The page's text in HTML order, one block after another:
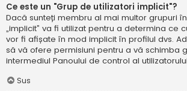
Ce este un "Grup de utilizatori implicit"?
Dacă sunteți membru al mai multor grupuri
„implicit” va fi utilizat pentru a determina ce
vor fi afișate în mod implicit în profilul dvs.
să vă ofere permisiuni pentru a vă schimba
intermediul Panoului de control al
Sus